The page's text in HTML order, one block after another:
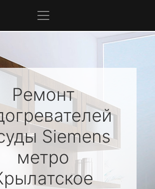
Ремонт
Siemens
метро